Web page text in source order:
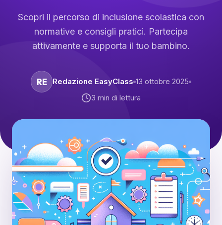
Scopri il percorso di inclusione scolastica con
normative e consigli pratici. Partecipa
attivamente e supporta il tuo bambino.
RE Redazione EasyClass 13 ottobre 2025
3 min di lettura